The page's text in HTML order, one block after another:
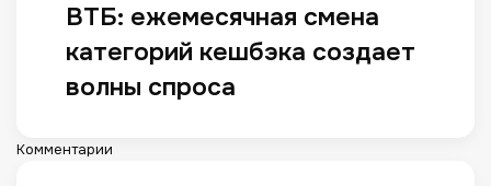
ВТБ: ежемесячная смена
категорий кешбэка создает
волны спроса
Комментарии